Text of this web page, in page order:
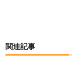
関連記事